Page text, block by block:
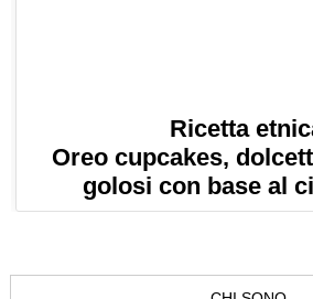
Ricetta
Oreo cupcakes,
golosi con base al